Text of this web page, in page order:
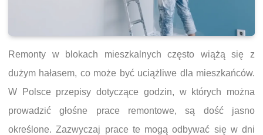
Remonty w blokach mieszkalnych często wiążą się z
dużym hałasem, co może być uciążliwe dla mieszkańców.
W Polsce przepisy dotyczące godzin, w których można
prowadzić głośne prace remontowe, są dość jasno
określone. Zazwyczaj prace te mogą odbywać się w dni